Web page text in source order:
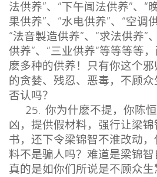
法供养”、“下午闻法供养”、“
果供养”、“水电供养”、“空调
“法音製造供养”、“求法供养”
供养”、“三业供养“等等等等
麽多种的供养！只有你这个
的贪婪、残忍、恶毒，不顾
否认吗？
25. 你为什麽不提，你陈恒
凶，提供假材料，强行让梁
书，还下令梁锦智不淮改动
料不是骗人吗？难道是梁锦
真的是如你们所说是不顾众生